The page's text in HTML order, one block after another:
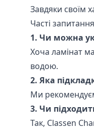
Завдяки своїм
Часті
1. Чи можна
Хоча ламінат
водою.
2. Яка
Ми
3. Чи
Так, Classen